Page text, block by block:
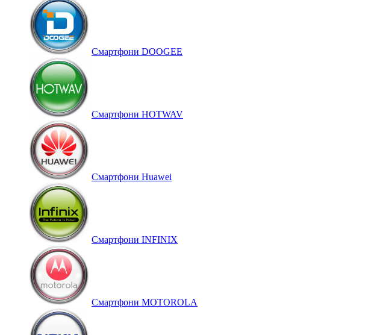
Смартфони DOOGEE
Смартфони HOTWAV
Смартфони Huawei
Смартфони INFINIX
Смартфони MOTOROLA